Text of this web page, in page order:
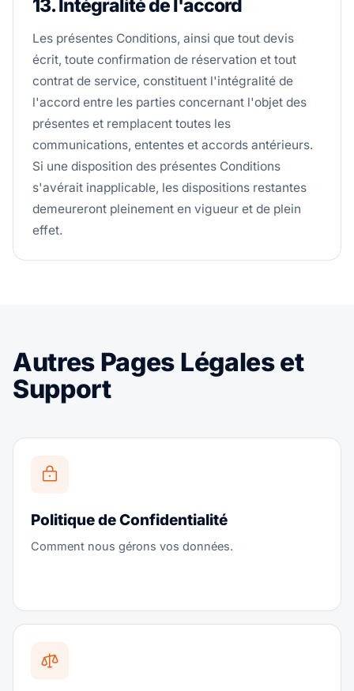
13. Intégralité de l'accord
Les présentes Conditions, ainsi que tout devis
écrit, toute confirmation de réservation et tout
contrat de service, constituent l'intégralité de
l'accord entre les parties concernant l'objet des
présentes et remplacent toutes les
communications, ententes et accords antérieurs.
Si une disposition des présentes Conditions
s'avérait inapplicable, les dispositions restantes
demeureront pleinement en vigueur et de plein
effet.
Autres Pages Légales et
Support
Politique de Confidentialité
Comment nous gérons vos données.